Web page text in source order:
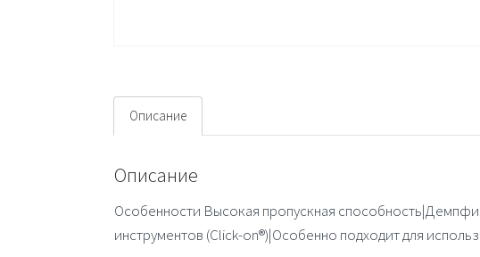
Описание
Описание
Особенности Высокая пропускная
инструментов (Click-on®)|Особенно подходит для